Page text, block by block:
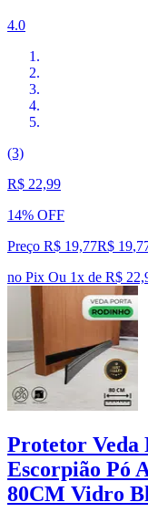
4.0
(3)
R$ 22,99
14% OFF
Preço R$ 19,77R$ 19,
no Pix Ou 1x de R$
Protetor Veda
Escorpião Pó
80CM Vidro